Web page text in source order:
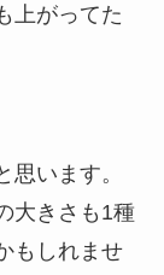
上がってた
います。
大きさも1種
もしれませ